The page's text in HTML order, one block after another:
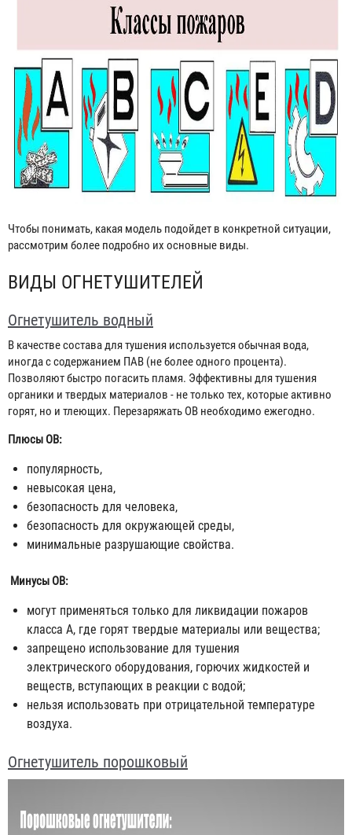
Чтобы понимать, какая модель подойдет в конкретной ситуации,
рассмотрим более подробно их основные виды.
ВИДЫ ОГНЕТУШИТЕЛЕЙ
Огнетушитель водный
В качестве состава для тушения используется обычная вода,
иногда с содержанием ПАВ (не более одного процента).
Позволяют быстро погасить пламя. Эффективны для тушения
органики и твердых материалов - не только тех, которые активно
горят, но и тлеющих. Перезаряжать ОВ необходимо ежегодно.
Плюсы ОВ:
популярность,
невысокая цена,
безопасность для человека,
безопасность для окружающей среды,
минимальные разрушающие свойства.
Минусы ОВ:
могут применяться только для ликвидации пожаров
класса А, где горят твердые материалы или вещества;
запрещено использование для тушения
электрического оборудования, горючих жидкостей и
веществ, вступающих в реакции с водой;
нельзя использовать при отрицательной температуре
воздуха.
Огнетушитель порошковый